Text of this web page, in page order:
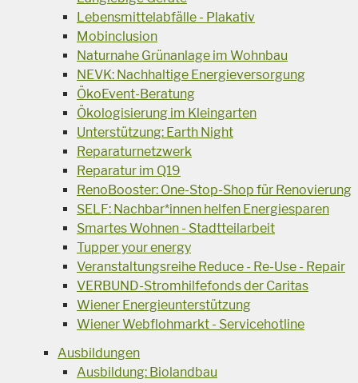
Lebensmittelabfälle - Plakativ
Mobinclusion
Naturnahe Grünanlage im Wohnbau
NEVK: Nachhaltige Energieversorgung
ÖkoEvent-Beratung
Ökologisierung im Kleingarten
Unterstützung: Earth Night
Reparaturnetzwerk
Reparatur im Q19
RenoBooster: One-Stop-Shop für Renovierung
SELF: Nachbar*innen helfen Energiesparen
Smartes Wohnen - Stadtteilarbeit
Tupper your energy
Veranstaltungsreihe Reduce - Re-Use - Repair
VERBUND-Stromhilfefonds der Caritas
Wiener Energieunterstützung
Wiener Webflohmarkt - Servicehotline
Ausbildungen
Ausbildung: Biolandbau